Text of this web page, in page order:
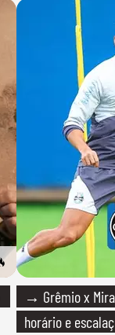
→ Grêmio x
horário e